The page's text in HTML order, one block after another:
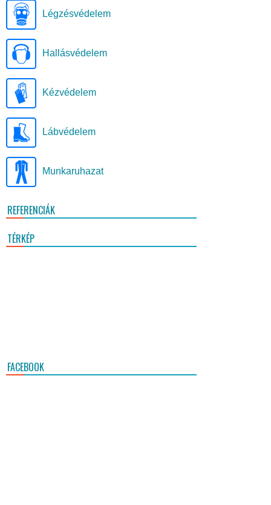
Légzésvédelem
Hallásvédelem
Kézvédelem
Lábvédelem
Munkaruhazat
REFERENCIÁK
TÉRKÉP
FACEBOOK